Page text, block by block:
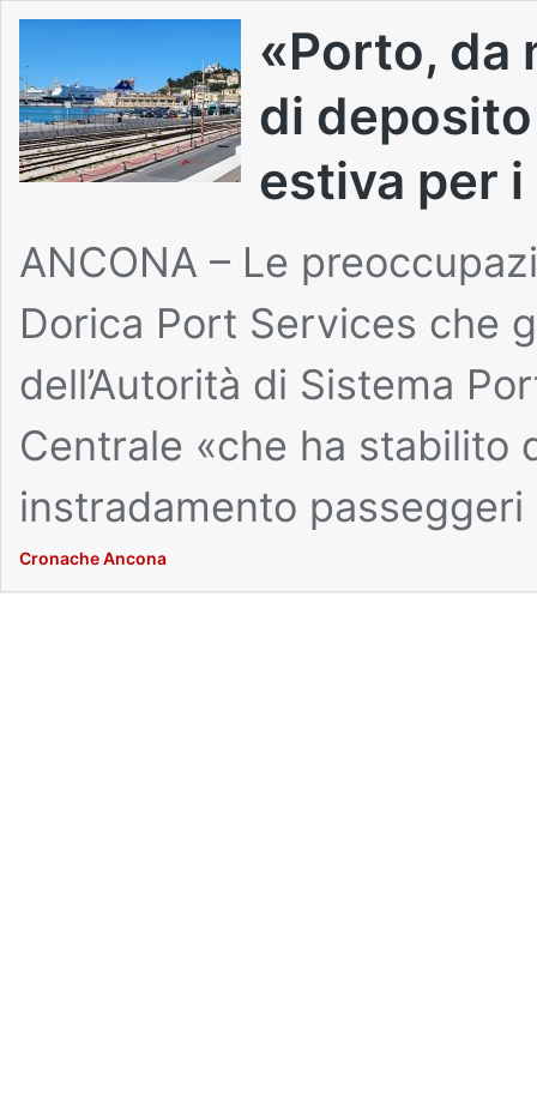
«Porto, da
di
estiva per
ANCONA – Le
Dorica Port Services che
dell’Autorità di Sistema
Centrale «che ha stabilito
instradamento
Cronache Ancona